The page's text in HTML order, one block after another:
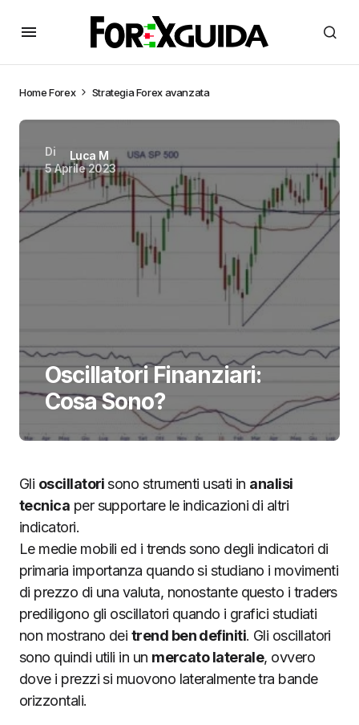
HomeForex Strategia Forex avanzata
Di
Luca M
5 Aprile 2023
Oscillatori Finanziari:
Cosa Sono?
Gli oscillatorisono strumenti usati in analisi
tecnica per supportare le indicazioni di altri
indicatori.
Le medie mobili ed i trends sono degli indicatori di
primaria importanza quando si studiano i movimenti
di prezzo di una valuta, nonostante questo i traders
prediligono gli oscillatori quando i grafici studiati
non mostrano dei trend ben definiti. Gli oscillatori
sono quindi utili in un mercato laterale, ovvero
dove i prezzi si muovono lateralmente tra bande
orizzontali.